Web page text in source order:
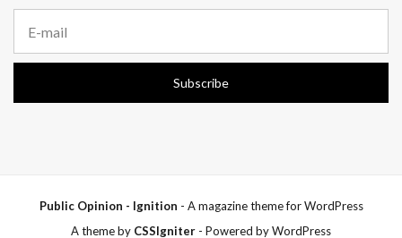
a
i
a
Subscribe
Public Opinion - Ignition - A magazine theme for WordPress
A theme by CSSIgniter - Powered by WordPress